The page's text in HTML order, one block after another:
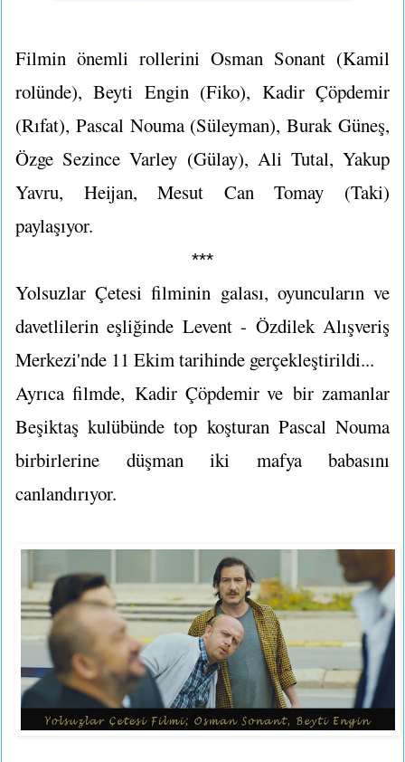
Filmin önemli rollerini Osman Sonant (Kamil
rolünde), Beyti Engin (Fiko), Kadir Çöpdemir
(Rıfat), Pascal Nouma (Süleyman), Burak Güneş,
Özge Sezince Varley (Gülay), Ali Tutal, Yakup
Yavru, Heijan, Mesut Can Tomay (Taki)
paylaşıyor.
***
Yolsuzlar Çetesi filminin galası, oyuncuların ve
davetlilerin eşliğinde Levent - Özdilek Alışveriş
Merkezi'nde 11 Ekim tarihinde gerçekleştirildi...
Ayrıca filmde, Kadir Çöpdemir ve bir zamanlar
Beşiktaş kulübünde top koşturan Pascal Nouma
birbirlerine düşman iki mafya babasını
canlandırıyor.